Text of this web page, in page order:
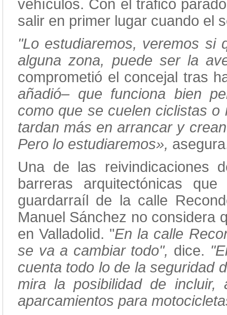
vehículos. Con el tráfico
salir en primer lugar cuando el
"Lo estudiaremos, veremos si
alguna zona, puede ser la
comprometió el concejal tras
añadió– que funciona bien
como que se cuelen ciclistas
tardan más en arrancar y
Pero lo estudiaremos»,
Una de las reivindicaciones
barreras arquitectónicas
guardarraíl de la calle
Manuel Sánchez no considera
en Valladolid. "En la calle
se va a cambiar todo", dice.
cuenta todo lo de la seguridad
mira la posibilidad de incluir,
aparcamientos para